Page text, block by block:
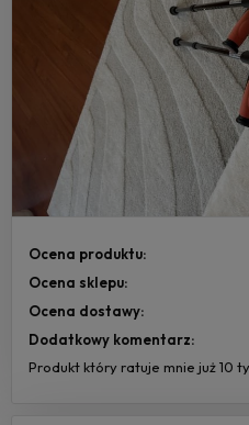
Ocena produktu:
Ocena sklepu:
Ocena dostawy:
Dodatkowy komentarz:
Produkt który ratuje mnie już 10